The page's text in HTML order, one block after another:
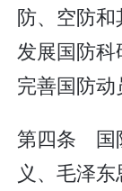
防、空防和
发展国防科
完善国防动
第四条 国
义、毛泽